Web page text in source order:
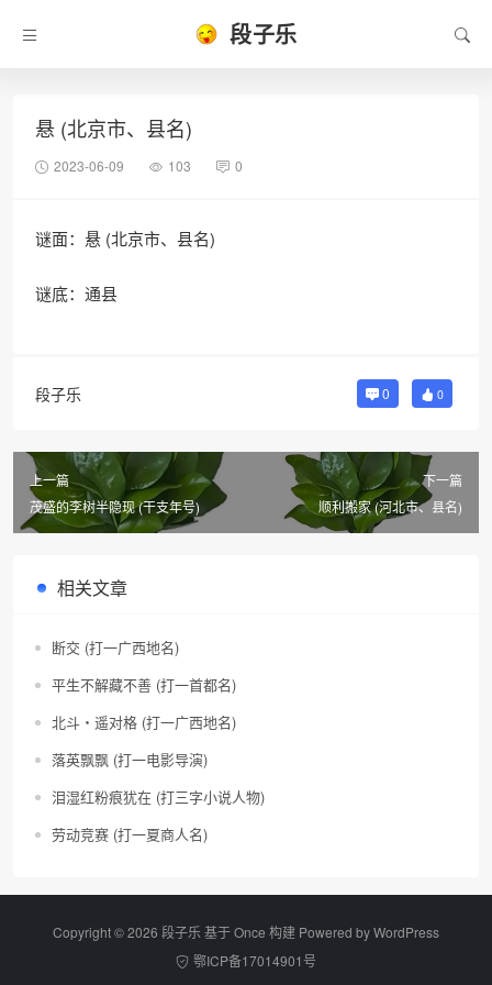
段子乐
悬 (北京市、县名)
2023-06-09 103 0
谜面：悬 (北京市、县名)
谜底：通县
段子乐 0 0
上一篇
茂盛的李树半隐现 (干支年号)
下一篇
顺利搬家 (河北市、县名)
相关文章
断交 (打一广西地名)
平生不解藏不善 (打一首都名)
北斗・遥对格 (打一广西地名)
落英飘飘 (打一电影导演)
泪湿红粉痕犹在 (打三字小说人物)
劳动竞赛 (打一夏商人名)
Copyright © 2026 段子乐 基于 Once 构建 Powered byWordPress
鄂ICP备17014901号